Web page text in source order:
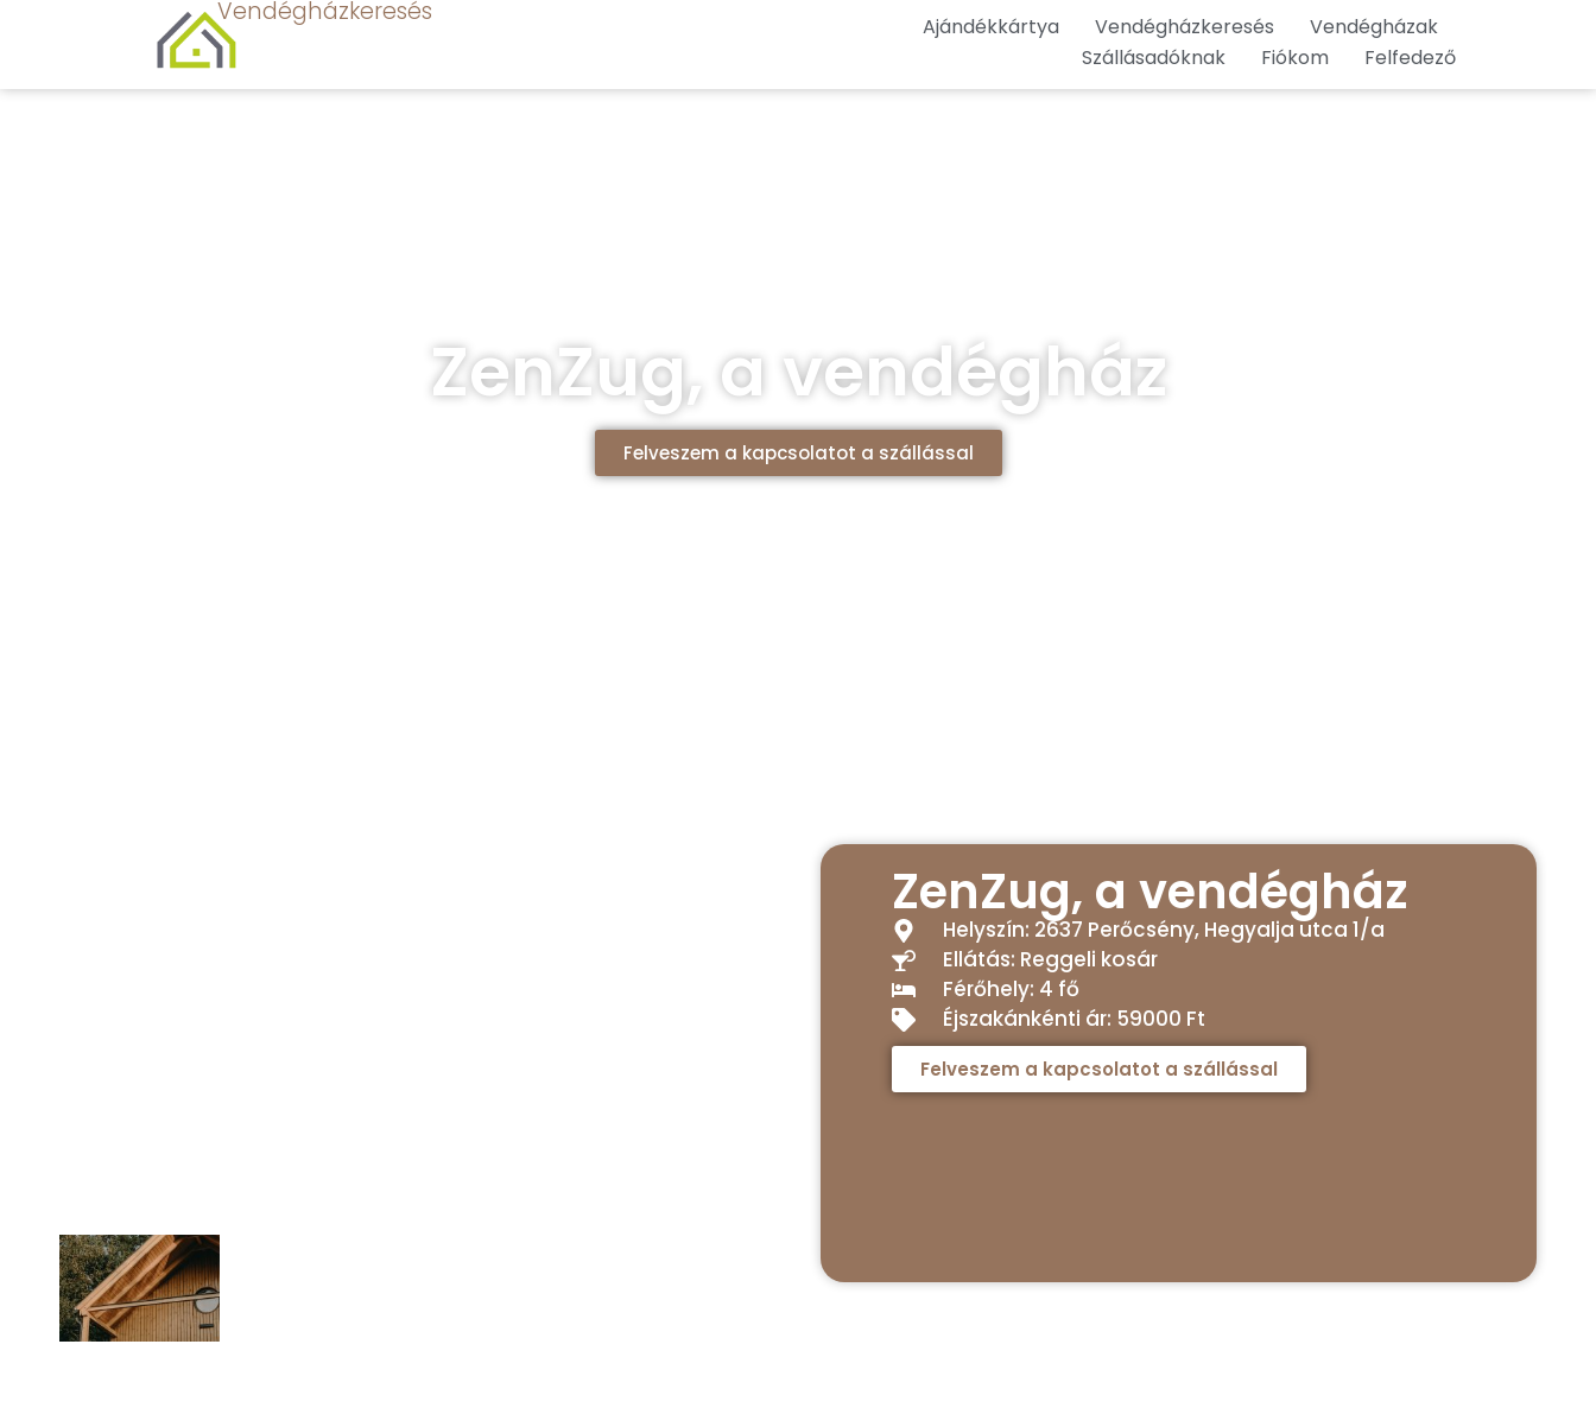
Vendégházkeresés Ajándékkártya Vendégházkeresés
Vendégházak
Szállásadóknak
Fiókom Felfedező
ZenZug, a vendégház
Felveszem a kapcsolatot a szállással
ZenZug, a vendégház
Helyszín: 2637 Perőcsény, Hegyalja utca 1/a
Ellátás: Reggeli kosár
Férőhely: 4 fő
Éjszakánkénti ár: 59000 Ft
Felveszem a kapcsolatot a szállással